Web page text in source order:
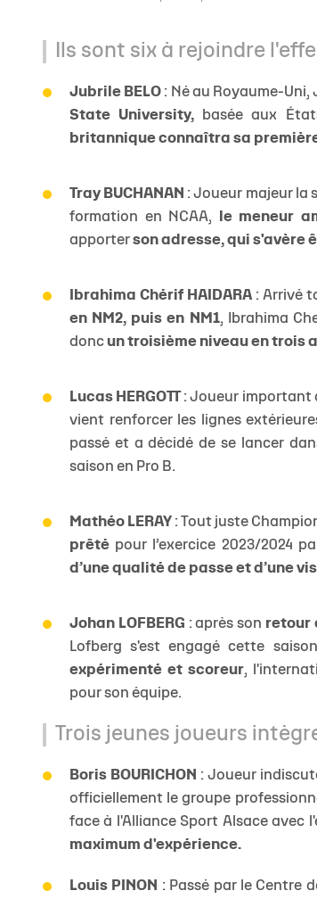
Ils sont six à rejoindre
Jubrile BELO : Né au Royaume-Uni,
State University,
basée aux
britannique connaîtra sa
Tray BUCHANAN : Joueur majeur la
formation en NCAA,
le meneur
apporter son adresse, qui s'avère
Ibrahima Chérif HAIDARA : Arrivé
en NM2, puis en NM1, Ibrahima
donc un troisième niveau en trois
Lucas HERGOTT : Joueur important
vient renforcer les lignes
passé et a décidé de se lancer
saison en Pro B.
Mathéo LERAY : Tout juste
prêté pour l’exercice 2023/2024
d’une qualité de passe et d’une
Johan LOFBERG : après son retour
Lofberg s'est engagé cette
expérimenté et scoreur,
pour son équipe.
Trois jeunes joueurs
Boris BOURICHON : Joueur
officiellement le groupe
face à l'Alliance Sport Alsace avec
maximum d'expérience.
Louis PINON : Passé par le Centre